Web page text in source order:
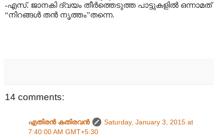
-എസ്. ജാനകി ദ്വയം തീർത്തെടുത്ത പാട്ടുകളിൽ ഒന്നാമത്
“നിറങ്ങൾ തൻ നൃത്തം”തന്നെ.
14 comments:
എതിരന്‍ കതിരവന്‍
Saturday, January 3, 2015 at
7:40:00 AM GMT+5:30